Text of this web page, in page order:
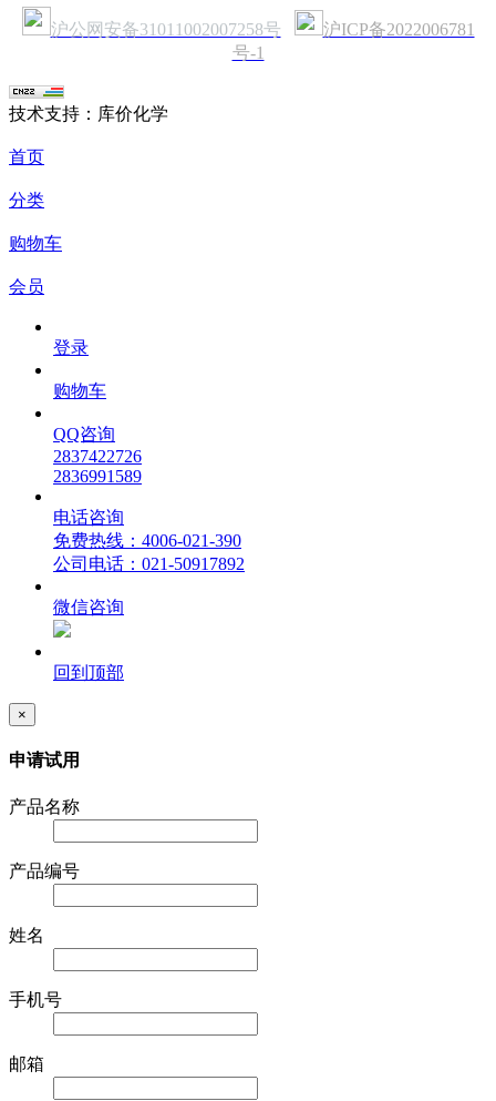
沪公网安备31011002007258号
沪ICP备2022006781
号-1
技术支持：库价化学
首页
分类
购物车
会员
登录
购物车
QQ咨询
2837422726
2836991589
电话咨询
免费热线：4006-021-390
公司电话：021-50917892
微信咨询
回到顶部
×
申请试用
产品名称
产品编号
姓名
手机号
邮箱